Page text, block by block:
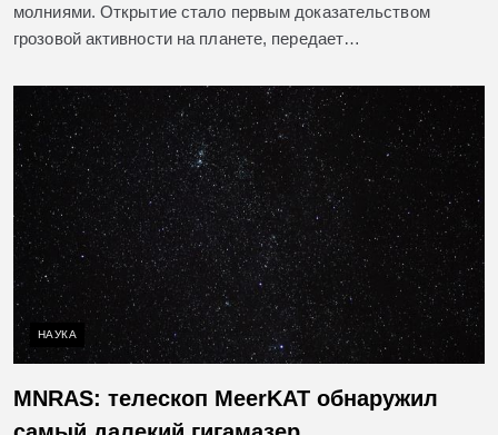
молниями. Открытие стало первым доказательством
грозовой активности на планете, передает…
НАУКА
MNRAS: телескоп MeerKAT обнаружил